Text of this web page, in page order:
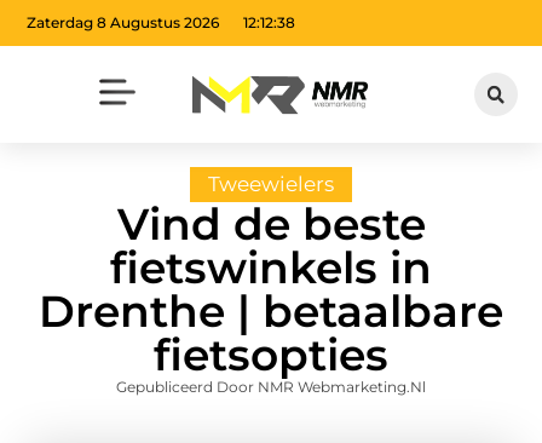
Zaterdag 8 Augustus 2026 12:12:38
Tweewielers
Vind de beste
fietswinkels in
Drenthe | betaalbare
fietsopties
Gepubliceerd Door NMR Webmarketing.nl